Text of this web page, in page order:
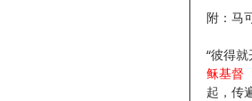
附：马
“彼得
稣基督
起，传